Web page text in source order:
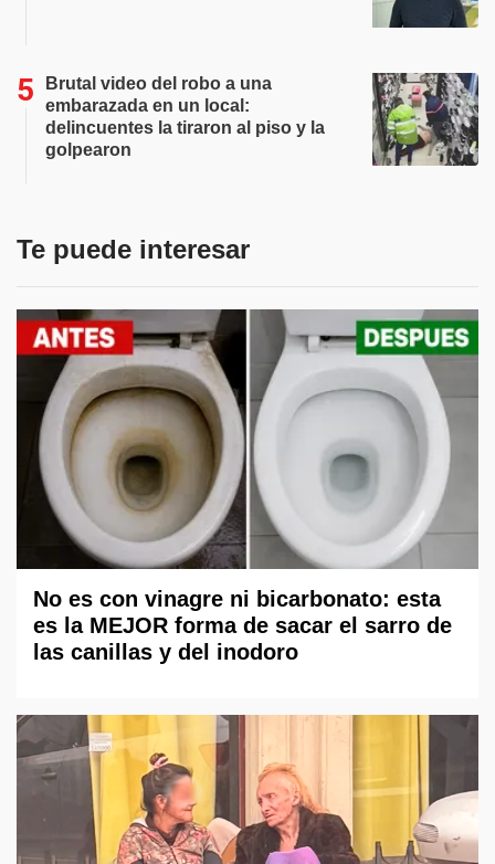
Brutal video del robo a una
embarazada en un local:
delincuentes la tiraron al piso y la
golpearon
Te puede interesar
No es con vinagre ni bicarbonato: esta
es la MEJOR forma de sacar el sarro de
las canillas y del inodoro